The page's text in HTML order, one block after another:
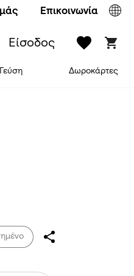
Επικοινωνία
Είσοδος
Γεύση Δωροκάρτες